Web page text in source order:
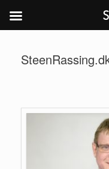
indhold